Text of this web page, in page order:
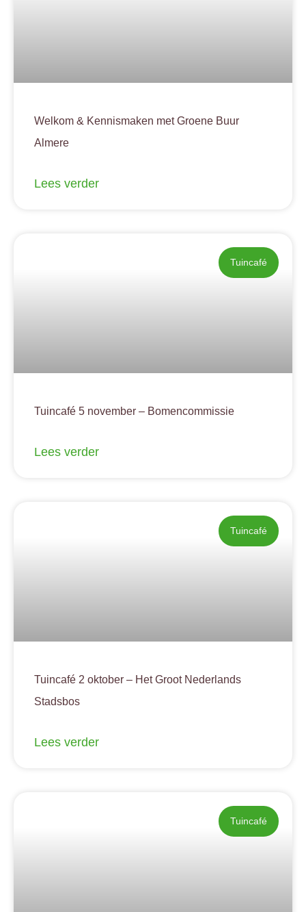
Welkom & Kennismaken met Groene Buur
Almere
Lees verder
Tuincafé
Tuincafé 5 november – Bomencommissie
Lees verder
Tuincafé
Tuincafé 2 oktober – Het Groot Nederlands
Stadsbos
Lees verder
Tuincafé